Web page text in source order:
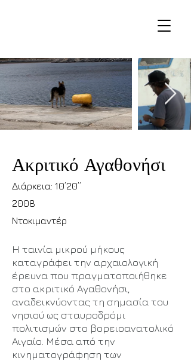
Ακριτικό Αγαθονήσι
Διάρκεια: 10’20’’
2008
Ντοκιμαντέρ
Η ταινία μικρού μήκους
καταγράφει την αρχαιολογική
έρευνα που πραγματοποιήθηκε
στο ακριτικό Αγαθονήσι,
αναδεικνύοντας τη σημασία του
νησιού ως σταυροδρόμι
πολιτισμών στο βορειοανατολικό
Αιγαίο. Μέσα από την
κινηματογράφηση των